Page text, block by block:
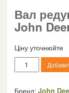
Вал
John
Ціну уточнюйте
Вал
редуктора,
підбирач
Бренд: John